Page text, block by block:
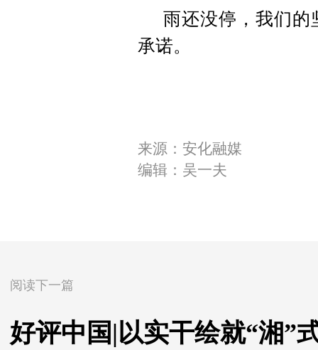
雨还没停，我们
承诺。
来源：安化融媒
编辑：吴一夫
阅读下一篇
好评中国|以实干绘就“湘”